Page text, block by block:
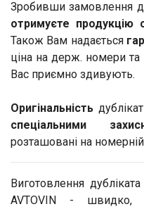
Зробивши замовлення
отримуєте продукцію
Також Вам надається
ціна на держ. номери та
Вас приємно здивують.
Оригінальність
спеціальними
розташовані на номерній
Виготовлення
AVTOVIN - швидко,